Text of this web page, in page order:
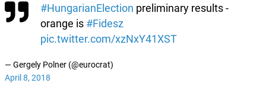
#HungarianElection preliminary results -
orange is #Fidesz
pic.twitter.com/xzNxY41XST
— Gergely Polner (@eurocrat)
April 8, 2018